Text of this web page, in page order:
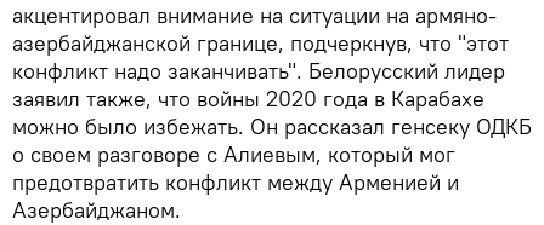
акцентировал внимание на ситуации на армяно-
азербайджанской границе, подчеркнув, что "этот
конфликт надо заканчивать". Белорусский лидер
заявил также, что войны 2020 года в Карабахе
можно было избежать. Он рассказал генсеку ОДКБ
о своем разговоре с Алиевым, который мог
предотвратить конфликт между Арменией и
Азербайджаном.